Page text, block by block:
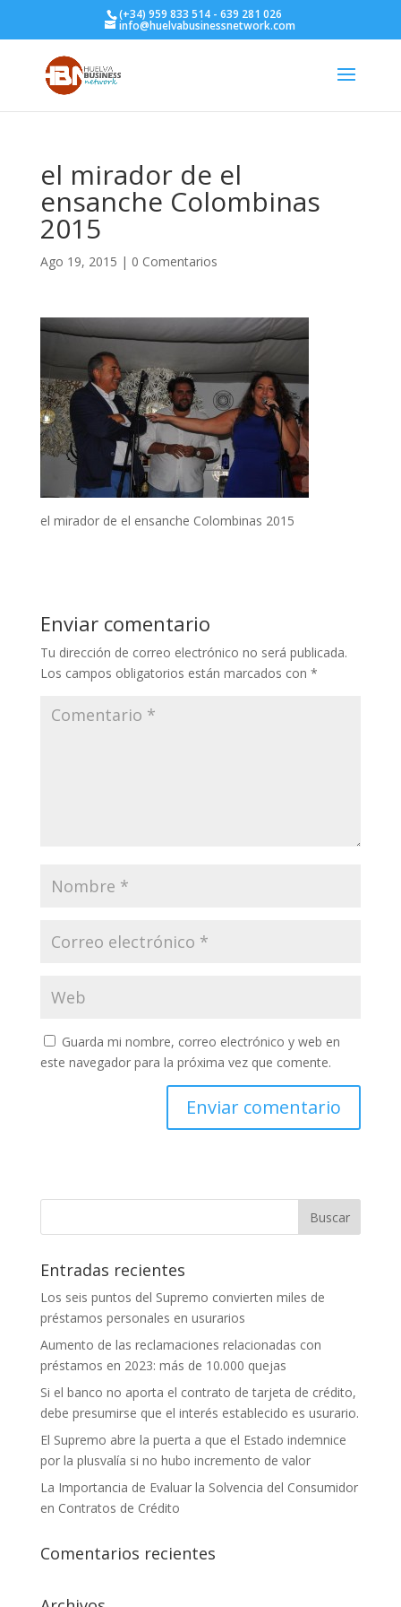
(+34) 959 833 514 - 639 281 026
info@huelvabusinessnetwork.com
el mirador de el
ensanche Colombinas
2015
Ago 19, 2015 | 0 Comentarios
el mirador de el ensanche Colombinas 2015
Enviar comentario
Tu dirección de correo electrónico no será publicada.
Los campos obligatorios están marcados con *
Guarda mi nombre, correo electrónico y web en
este navegador para la próxima vez que comente.
Entradas recientes
Los seis puntos del Supremo convierten miles de
préstamos personales en usurarios
Aumento de las reclamaciones relacionadas con
préstamos en 2023: más de 10.000 quejas
Si el banco no aporta el contrato de tarjeta de crédito,
debe presumirse que el interés establecido es usurario.
El Supremo abre la puerta a que el Estado indemnice
por la plusvalía si no hubo incremento de valor
La Importancia de Evaluar la Solvencia del Consumidor
en Contratos de Crédito
Comentarios recientes